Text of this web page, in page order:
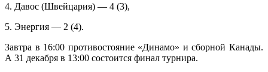
4. Давос (Швейцария) — 4 (3),
5. Энергия — 2 (4).
Завтра в 16:00 противостояние «Динамо» и сборной Канады.
А 31 декабря в 13:00 состоится финал турнира.